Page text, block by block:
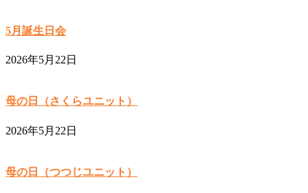
5月誕生日会
2026年5月22日
母の日（さくらユニット）
2026年5月22日
母の日（つつじユニット）